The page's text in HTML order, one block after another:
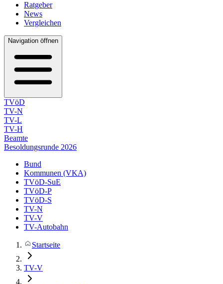
Ratgeber
News
Vergleichen
Navigation öffnen
TVöD
TV-N
TV-L
TV-H
Beamte
Besoldungsrunde 2026
Bund
Kommunen (VKA)
TVöD-SuE
TVöD-P
TVöD-S
TV-N
TV-V
TV-Autobahn
Startseite
TV-V